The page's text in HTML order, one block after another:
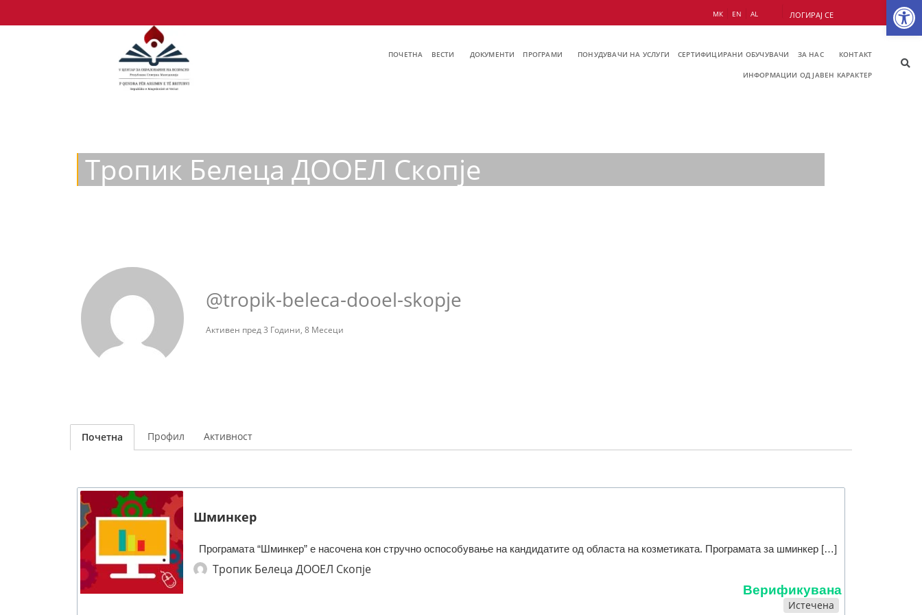
МК EN AL ЛОГИРАЈ СЕ
ПОЧЕТНА ВЕСТИ ДОКУМЕНТИ ПРОГРАМИ ПОНУДУВАЧИ НА УСЛУГИ СЕРТИФИЦИРАНИ ОБУЧУВАЧИ ЗА НАС КОНТАКТ
ИНФОРМАЦИИ ОД ЈАВЕН КАРАКТЕР
Тропик Белеца ДООЕЛ Скопје
@tropik-beleca-dooel-skopje
Активен пред 3 Години, 8 Месеци
Почетна Профил Активност
Шминкер
Програмата “Шминкер” е насочена кон стручно оспособување на кандидатите од областа на козметиката. Програмата за шминкер […]
Тропик Белеца ДООЕЛ Скопје
Верификувана
Истечена